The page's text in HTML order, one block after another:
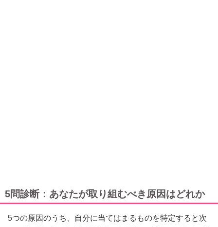
5問診断：あなたが取り組むべき原因はどれか
5つの原因のうち、自分に当てはまるものを特定すると次